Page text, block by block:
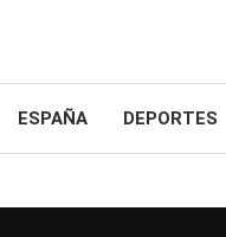
ESPAÑA DEPORTES